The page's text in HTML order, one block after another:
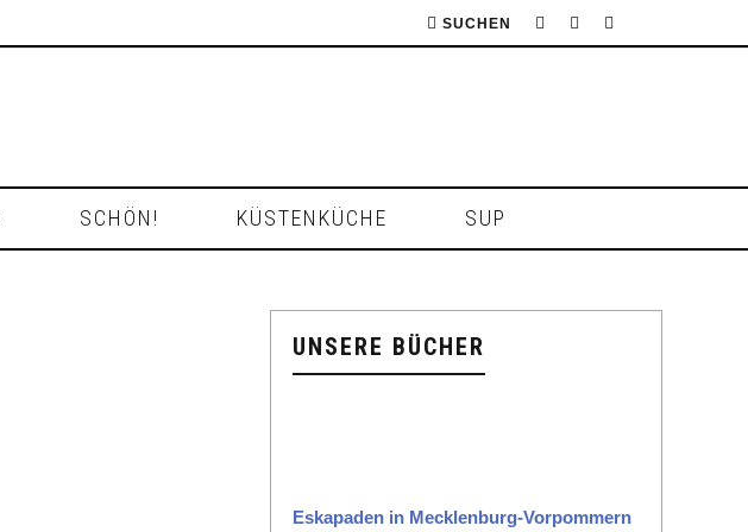
SUCHEN
SCHÖN! KÜSTENKÜCHE SUP
UNSERE BÜCHER
Eska­paden in Meck­len­burg-Vor­pom­mern